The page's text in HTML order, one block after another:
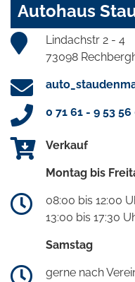
Autohaus
Lindachstr 2 - 4
73098
0 71 61 - 9 53 56
Verkauf
Montag bis
08:00 bis 12:00
13:00 bis 17:30
Samstag
gerne nach